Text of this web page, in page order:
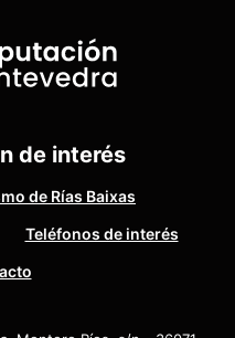
de interés
de Rías Baixas
Teléfonos de interés